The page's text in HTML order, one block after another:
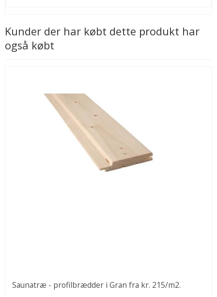
Kunder der har købt dette produkt har
også købt
Saunatræ - profilbrædder i Gran fra kr. 215/m2.